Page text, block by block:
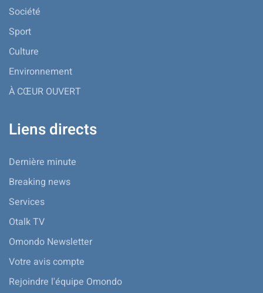
Société
Sport
Culture
Environnement
À CŒUR OUVERT
Liens directs
Dernière minute
Breaking news
Services
Otalk TV
Omondo Newsletter
Votre avis compte
Rejoindre l'équipe Omondo